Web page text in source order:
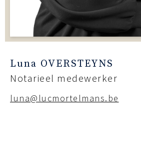
Luna OVERSTEYNS
Notarieel medewerker
luna@lucmortelmans.be